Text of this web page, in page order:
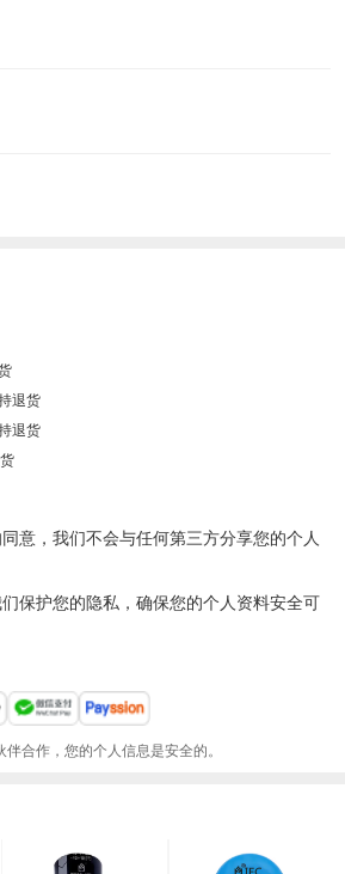
退货
退货
意，我们不会与任何第三方分享您的个人
保护您的隐私，确保您的个人资料安全可
合作，您的个人信息是安全的。